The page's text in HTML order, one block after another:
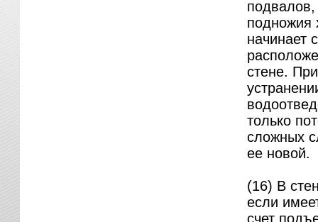
подножия
начинает
стене.
только
сложных
ее новой.
(16) В
если
счет